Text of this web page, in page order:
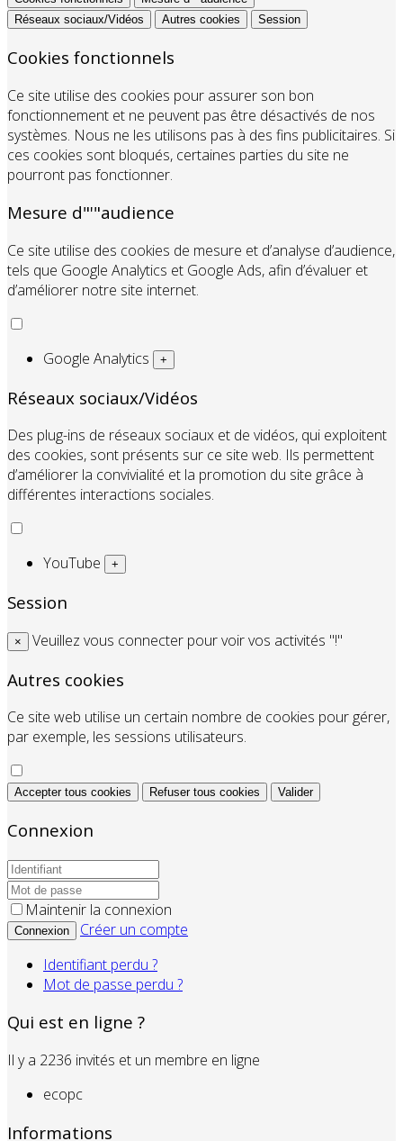
Réseaux sociaux/Vidéos
Autres cookies Session
Cookies fonctionnels
Ce site utilise des cookies pour assurer son bon
fonctionnement et ne peuvent pas être désactivés de nos
systèmes. Nous ne les utilisons pas à des fins publicitaires. Si
ces cookies sont bloqués, certaines parties du site ne
pourront pas fonctionner.
Mesure d"'"audience
Ce site utilise des cookies de mesure et d’analyse d’audience,
tels que Google Analytics et Google Ads, afin d’évaluer et
d’améliorer notre site internet.
Google Analytics +
Réseaux sociaux/Vidéos
Des plug-ins de réseaux sociaux et de vidéos, qui exploitent
des cookies, sont présents sur ce site web. Ils permettent
d’améliorer la convivialité et la promotion du site grâce à
différentes interactions sociales.
YouTube +
Session
× Veuillez vous connecter pour voir vos activités "!"
Autres cookies
Ce site web utilise un certain nombre de cookies pour gérer,
par exemple, les sessions utilisateurs.
Accepter tous cookies Refuser tous cookies Valider
Connexion
Maintenir la connexion
Connexion
Créer un compte
Identifiant perdu ?
Mot de passe perdu ?
Qui est en ligne ?
Il y a 2236 invités et un membre en ligne
ecopc
Informations